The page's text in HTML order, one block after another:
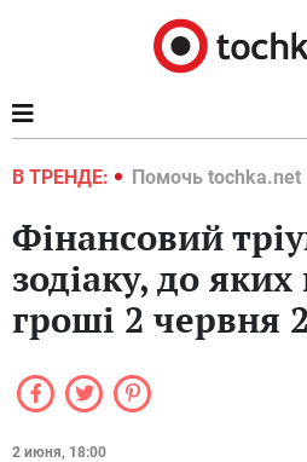
В ТРЕНДЕ:
2022 Помочь tochka.net
Фінансовий
зодіаку, до
гроші 2 червня
2 июня, 18:00